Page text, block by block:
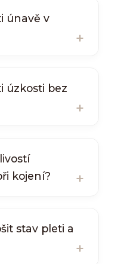
únavě v
úzkosti bez
kojení?
stav pleti a